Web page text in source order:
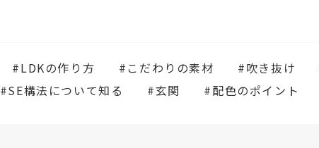
#LDKの作り方 #こだわりの素材 #吹き抜け
#SE構法について知る #玄関 #配色のポイント